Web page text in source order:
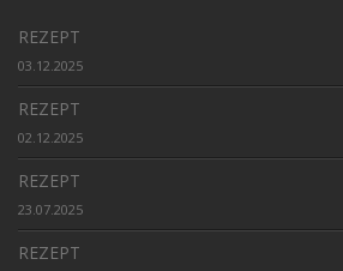
REZEPT
03.12.2025
REZEPT
02.12.2025
REZEPT
23.07.2025
REZEPT